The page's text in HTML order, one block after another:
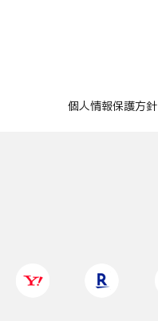
個人情報保護方針